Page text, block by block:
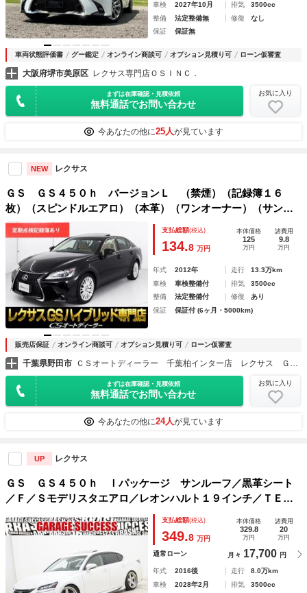
車検
2027年10月 排気
3500cc
整備
法定整備無 修復
なし
保証
保証無
車両状態評価書 グー鑑定 オンライン商談可 オプション見積り可 ローン仮審査
大阪府堺市美原区 レクサス専門店ＯＳＩＮＣ．
まずは在庫確認・見積依頼
無料通話でお問い合わせ
お気に入り
今あなたの他に25人が見ています
NEW レクサス
ＧＳ ＧＳ４５０ｈ バージョンＬ （禁煙）（記録簿１６
枚）（スピンドルエアロ）（本革）（ワンオーナー）（サンル
ーフ）（１８ＡＷ）（ＬＥＤヘッドライト）（後席コントロー
ルパネル）（オートクルーズ）（クリアランスソナー）（冷暖
房シート）
支払総額(税込)
134.8 万円
本体価格
125
万円
諸費用
9.8
万円
年式 2012年 走行
13.3万km
車検
車検整備付 排気
3500cc
整備
法定整備付 修復
あり
保証
保証付 (6ヶ月・5000km)
販売店保証 オンライン商談可 オプション見積り可 ローン仮審査
千葉県野田市
まずは在庫確認・見積依頼
無料通話でお問い合わせ
お気に入り
今あなたの他に24人が見ています
UP レクサス
ＧＳ ＧＳ４５０ｈ Ｉパッケージ サンルーフ／黒革シート
／Ｆ／Ｓモデリスタエアロ／レオンハルト１９インチ／ＴＥＩ
Ｎ車高調／後期純正ヘッドライト・テールランプ／ステアリン
グヒーター／シートヒーター・クーラー／シートメモリ／ＥＴ
支払総額(税込)
349.8 万円
本体価格
329.8
万円
諸費用
20
万円
通常ローン 月々 17,700 円
年式 2016後 走行
8.0万km
車検
2028年2月 排気 3500cc